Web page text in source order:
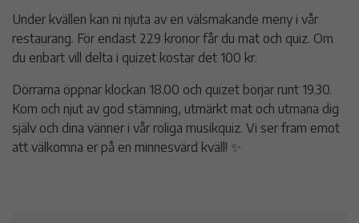
Under kvällen kan ni njuta av en välsmakande meny i vår
restaurang. För endast 229 kronor får du mat och quiz. Om
du enbart vill delta i quizet kostar det 100 kr.
Dörrarna öppnar klockan 18.00 och quizet börjar runt 19.30.
Kom och njut av god stämning, utmärkt mat och utmana dig
själv och dina vänner i vår roliga musikquiz. Vi ser fram emot
att välkomna er på en minnesvärd kväll! ✨